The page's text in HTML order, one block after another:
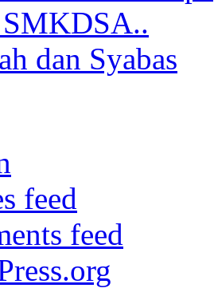
dan Syabas
feed
feed